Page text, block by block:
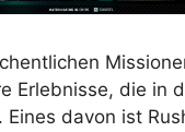
Erlebnisse, die in
davon ist